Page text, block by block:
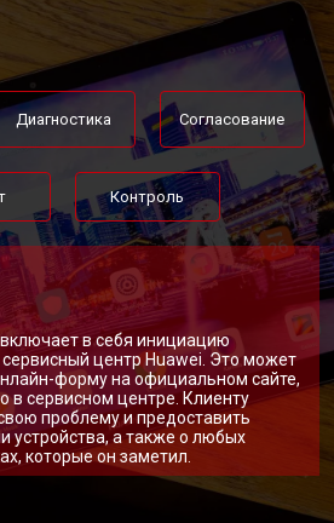
Диагностика Согласование
Контроль
в себя инициацию
центр Huawei. Это может
форму на официальном сайте,
в сервисном центре. Клиенту
проблему и предоставить
а также о любых
которые он заметил.